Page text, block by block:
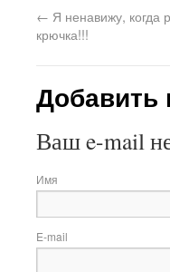
← Я ненавижу, когда
крючка!!!
Добавить
Ваш e-mail
Имя
E-mail